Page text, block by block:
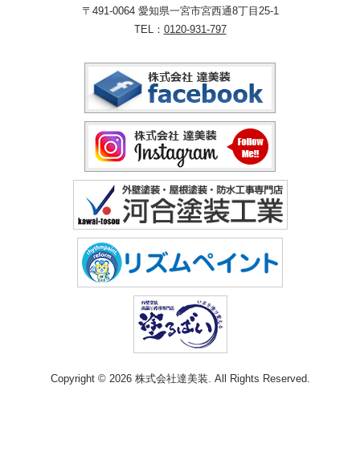
〒491-0064 愛知県一宮市宮西通8丁目25-1
TEL： 0120-931-797
Copyright © 2026 株式会社達美装. All Rights Reserved.